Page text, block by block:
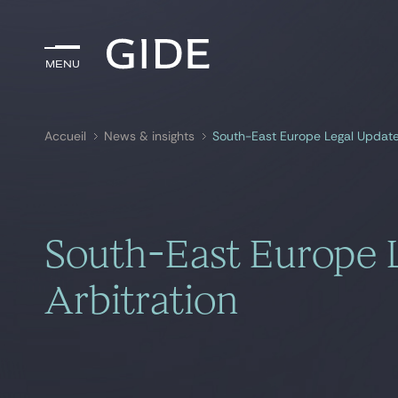
Menu
Menu
Accueil News & insights South-East Europe Legal
South-East Europe
Arbitration